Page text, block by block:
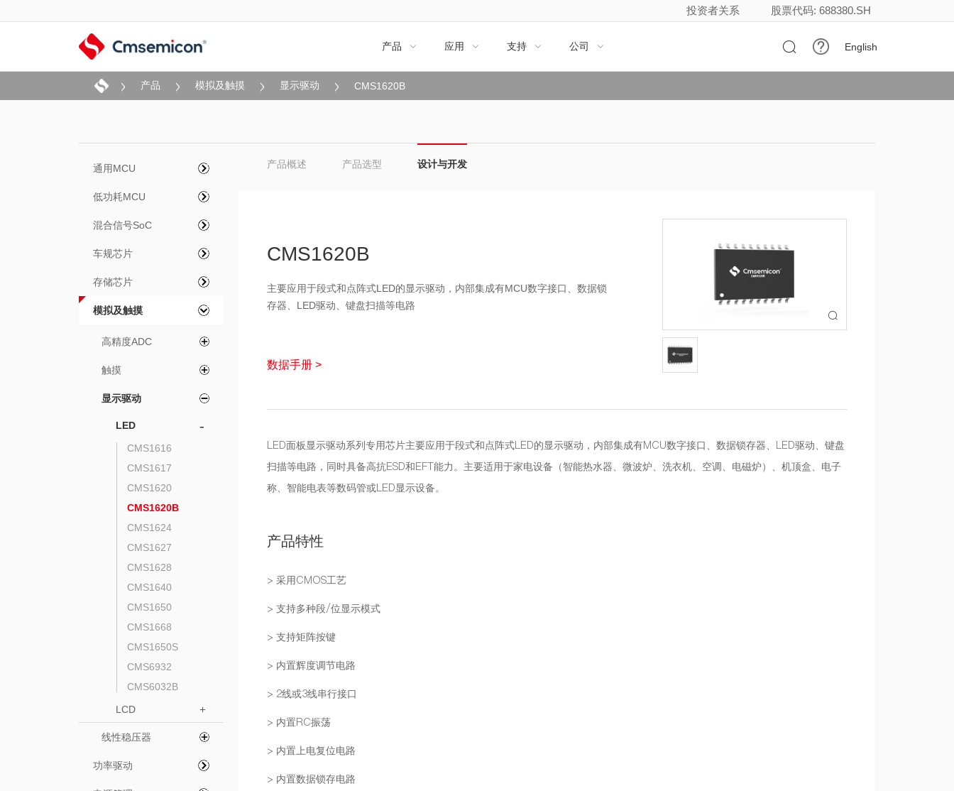
投资者关系 股票代码: 688380.SH
产品  应用  支持  公司   English
产品 模拟及触摸 显示驱动 CMS1620B
通用MCU
低功耗MCU
混合信号SoC
车规芯片
存储芯片
模拟及触摸
高精度ADC
触摸
显示驱动
LED -
CMS1616
CMS1617
CMS1620
CMS1620B
CMS1624
CMS1627
CMS1628
CMS1640
CMS1650
CMS1668
CMS1650S
CMS6932
CMS6032B
LCD
+
线性稳压器
功率驱动
产品概述 产品选型 设计与开发
CMS1620B
主要应用于段式和点阵式LED的显示驱动，内部集成有MCU数字接口、数据锁
存器、LED驱动、键盘扫描等电路
数据手册 >

LED面板显示驱动系列专用芯片主要应用于段式和点阵式LED的显示驱动，内部集成有MCU数字接口、数据锁存器、LED驱动、键盘
扫描等电路，同时具备高抗ESD和EFT能力。主要适用于家电设备（智能热水器、微波炉、洗衣机、空调、电磁炉）、机顶盒、电子
称、智能电表等数码管或LED显示设备。
产品特性
> 采用CMOS工艺
> 支持多种段/位显示模式
> 支持矩阵按键
> 内置辉度调节电路
> 2线或3线串行接口
> 内置RC振荡
> 内置上电复位电路
> 内置数据锁存电路